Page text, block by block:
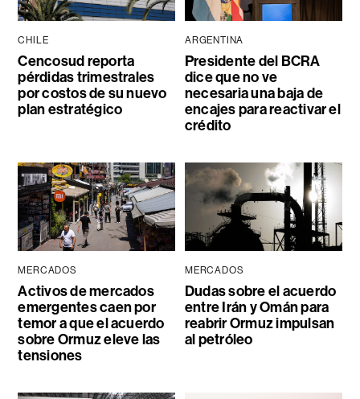
CHILE
Cencosud reporta
pérdidas trimestrales
por costos de su nuevo
plan estratégico
ARGENTINA
Presidente del BCRA
dice que no ve
necesaria una baja de
encajes para reactivar el
crédito
MERCADOS
Activos de mercados
emergentes caen por
temor a que el acuerdo
sobre Ormuz eleve las
tensiones
MERCADOS
Dudas sobre el acuerdo
entre Irán y Omán para
reabrir Ormuz impulsan
al petróleo